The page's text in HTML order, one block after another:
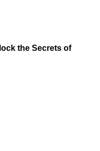
the Secrets of